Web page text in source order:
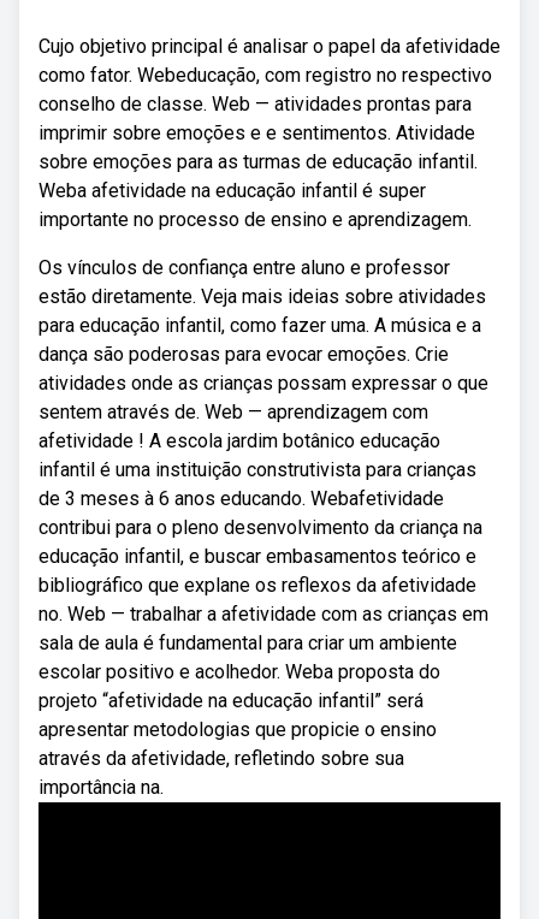
Cujo objetivo principal é analisar o papel da afetividade
como fator. Webeducação, com registro no respectivo
conselho de classe. Web — atividades prontas para
imprimir sobre emoções e e sentimentos. Atividade
sobre emoções para as turmas de educação infantil.
Weba afetividade na educação infantil é super
importante no processo de ensino e aprendizagem.
Os vínculos de confiança entre aluno e professor
estão diretamente. Veja mais ideias sobre atividades
para educação infantil, como fazer uma. A música e a
dança são poderosas para evocar emoções. Crie
atividades onde as crianças possam expressar o que
sentem através de. Web — aprendizagem com
afetividade ! A escola jardim botânico educação
infantil é uma instituição construtivista para crianças
de 3 meses à 6 anos educando. Webafetividade
contribui para o pleno desenvolvimento da criança na
educação infantil, e buscar embasamentos teórico e
bibliográfico que explane os reflexos da afetividade
no. Web — trabalhar a afetividade com as crianças em
sala de aula é fundamental para criar um ambiente
escolar positivo e acolhedor. Weba proposta do
projeto “afetividade na educação infantil” será
apresentar metodologias que propicie o ensino
através da afetividade, refletindo sobre sua
importância na.